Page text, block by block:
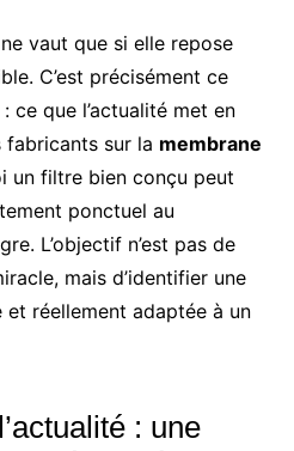
vaut que si elle repose
C’est précisément ce
ce que l’actualité met en
fabricants sur la membrane
un filtre bien conçu peut
ponctuel au
L’objectif n’est pas de
mais d’identifier une
réellement adaptée à un
: une